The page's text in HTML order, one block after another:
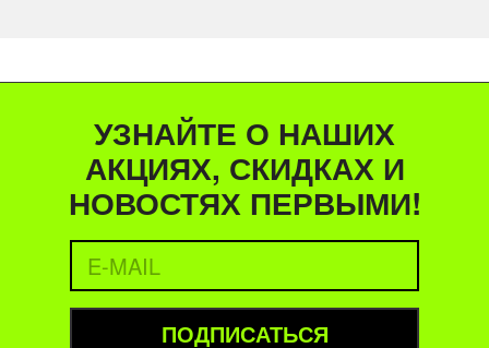
УЗНАЙТЕ О НАШИХ
АКЦИЯХ, СКИДКАХ И
НОВОСТЯХ ПЕРВЫМИ!
ПОДПИСАТЬСЯ